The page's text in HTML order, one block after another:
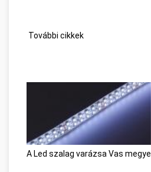
További cikkek
A Led szalag varázsa Vas megye